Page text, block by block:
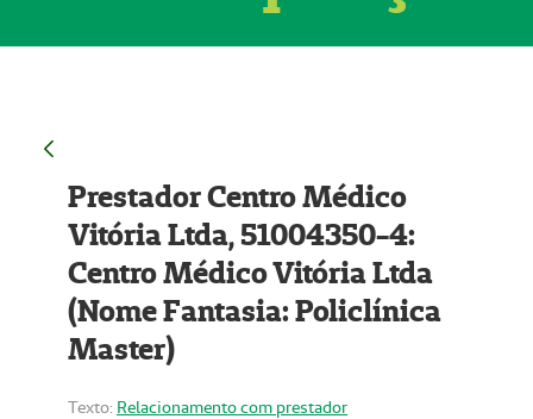
Prestador Centro Médico
Vitória Ltda, 51004350-4:
Centro Médico Vitória Ltda
(Nome Fantasia: Policlínica
Master)
Texto: Relacionamento com prestador